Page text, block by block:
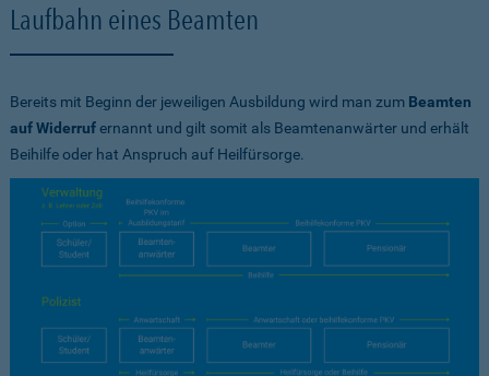
Laufbahn eines Beamten
Bereits mit Beginn der jeweiligen Ausbildung wird man zum Beamten
auf Widerrufernannt und gilt somit als Beamtenanwärter und erhält
Beihilfe oder hat Anspruch auf Heilfürsorge.